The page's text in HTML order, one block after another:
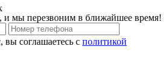
и мы перезвоним в ближайшее время!
вы соглашаетесь с политикой